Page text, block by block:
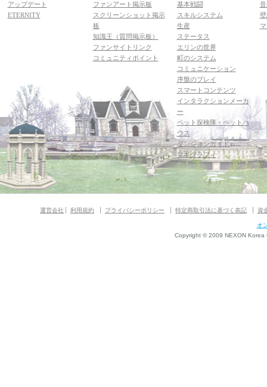
アップデート
ETERNITY
ファンアート掲示板
スクリーンショット掲示
板
知識王（質問掲示板）
ファンサイトリンク
コミュニティポイント
基本戦闘
スキルシステム
生産
ステータス
エリンの世界
町のシステム
コミュニケーション
序盤のプレイ
スマートコンテンツ
インタラクションメーカ
ー
ペット探検隊・ペットハ
ウス
ダンジョンガイド
マギグラフィ
運営会社 利用規約 プライバシーポリシー 特定商取引法に基づく表記 資
オ
Copyright © 2009 NEXON Korea